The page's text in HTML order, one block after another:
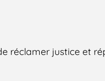
réclamer justice et